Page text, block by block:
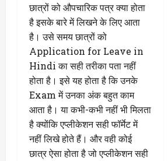
छात्रों को औपचारिक पत्र क्या होता
है इसके बारे में लिखने के लिए आता
है। उसे समय छात्रों को
Application for Leave in
Hindi का सही तरीका पता नहीं
होता है। इसे यह होता है कि उनके
Exam में उनका अंक बहुत काम
आता है। या कभी-कभी नहीं भी मिलता
है क्योंकि एप्लीकेशन सही फॉर्मेट में
नहीं लिखे होते हैं। और वही कोई
छात्र ऐसा होता है जो एप्लीकेशन सही